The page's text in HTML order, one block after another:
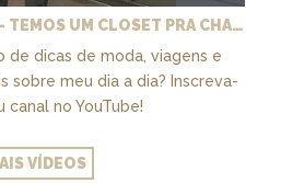
EP. 6: A SAGA DA CASA - TEMOS UM CLOSET PRA CHAMAR DE NOSSO + MARCENARIA E PAISAGISMO
de dicas de moda, viagens e
sobre meu dia a dia? Inscreva-
canal no YouTube!
VÍDEOS